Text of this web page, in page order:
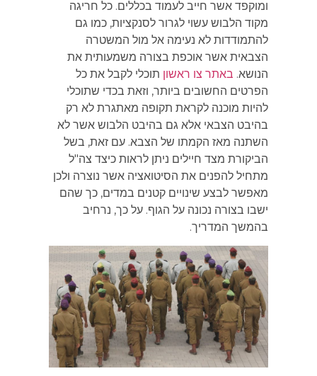
ומוקפד אשר חייב לעמוד בכללים. כל חריגה
מקוד הלבוש עשוי לגרור לסנקציות, כמו גם
להתמודדות לא נעימה אל מול המשטרה
הצבאית אשר אוכפת בצורה משמעותית את
הנושא.באתר צו ראשוןתוכלי לקבל את כל
הפרטים החשובים ביותר, וזאת בכדי שתוכלי
להיות מוכנה לקראת תקופה מאתגרת לא רק
בהיבט הצבאי אלא גם בהיבט הלבוש אשר לא
השתנה מאז הקמתו של הצבא. עם זאת, בשל
הביקורת מצד חיילים ניתן לראות כיצד צה"ל
מתחיל להפנים את הסיטואציה אשר נוצרה ולכן
מאפשר לבצע שינויים קטנים במדים, כך שהם
ישבו בצורה נכונה על הגוף. על כך, נרחיב
בהמשך המדריך.